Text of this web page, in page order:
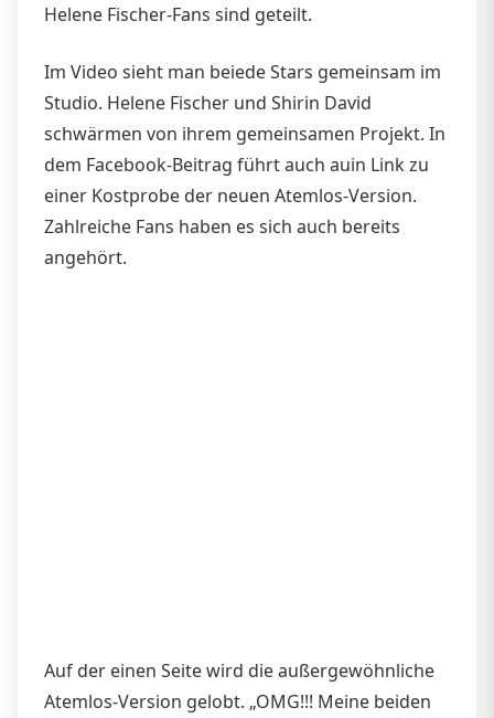
Helene Fischer-Fans sind geteilt.
Im Video sieht man beiede Stars gemeinsam im
Studio. Helene Fischer und Shirin David
schwärmen von ihrem gemeinsamen Projekt. In
dem Facebook-Beitrag führt auch auin Link zu
einer Kostprobe der neuen Atemlos-Version.
Zahlreiche Fans haben es sich auch bereits
angehört.
Auf der einen Seite wird die außergewöhnliche
Atemlos-Version gelobt. „OMG!!! Meine beiden